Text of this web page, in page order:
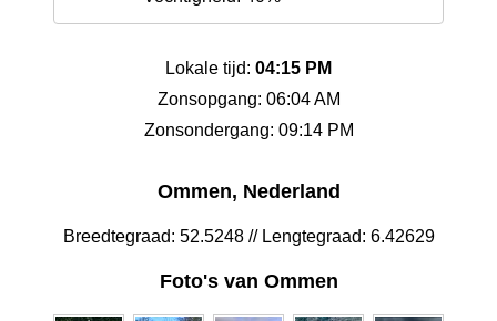
Lokale tijd: 04:15 PM
Zonsopgang: 06:04 AM
Zonsondergang: 09:14 PM
Ommen, Nederland
Breedtegraad: 52.5248 // Lengtegraad: 6.42629
Foto's van Ommen